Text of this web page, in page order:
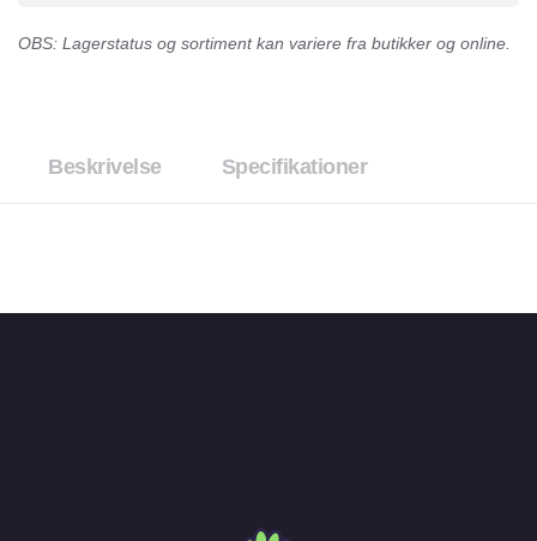
OBS: Lagerstatus og sortiment kan variere fra butikker og online.
Beskrivelse Specifikationer